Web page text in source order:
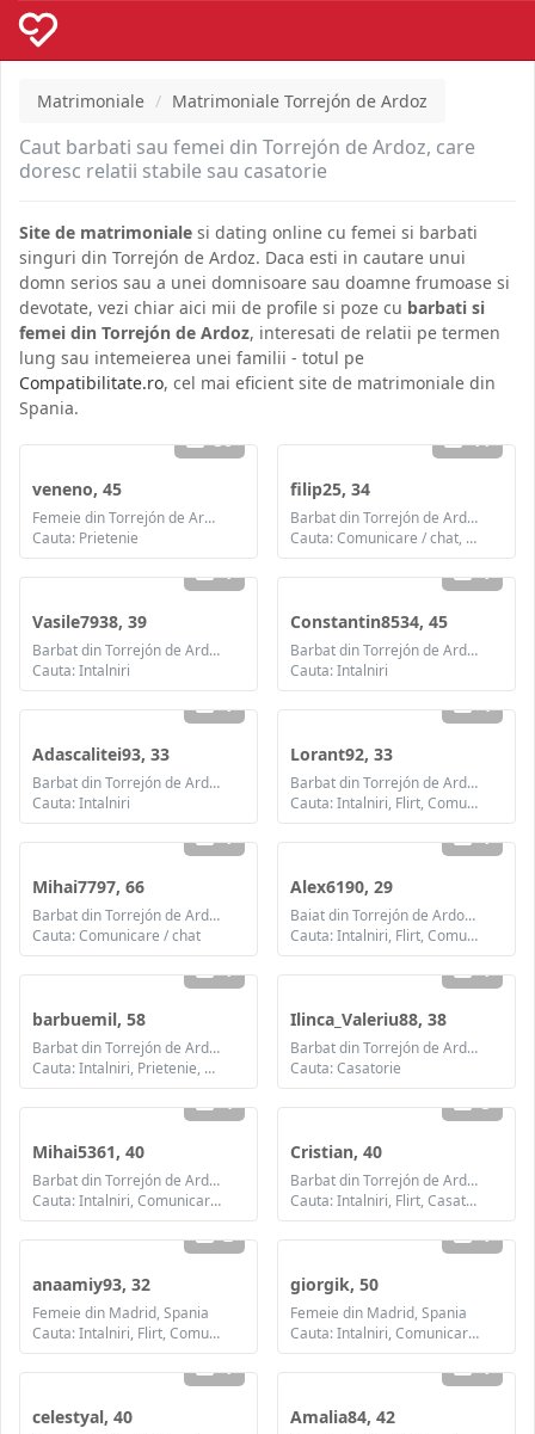
Matrimoniale Matrimoniale Torrejón de Ardoz
Caut barbati sau femei din Torrejón de Ardoz, care
doresc relatii stabile sau casatorie
Site de matrimoniale si dating online cu femei si barbati
singuri din Torrejón de Ardoz. Daca esti in cautare unui
domn serios sau a unei domnisoare sau doamne frumoase si
devotate, vezi chiar aici mii de profile si poze cu barbati si
femei din Torrejón de Ardoz, interesati de relatii pe termen
lung sau intemeierea unei familii - totul pe
Compatibilitate.ro, cel mai eficient site de matrimoniale din
Spania.
30
veneno, 45
Femeie din Torrejón de Ardoz, Spania
Cauta: Prietenie
11
filip25, 34
Barbat din Torrejón de Ardoz, Spania
Cauta: Comunicare / chat, Prietenie
1
Vasile7938, 39
Barbat din Torrejón de Ardoz, Spania
Cauta: Intalniri
1
Constantin8534, 45
Barbat din Torrejón de Ardoz, Spania
Cauta: Intalniri
1
Adascalitei93, 33
Barbat din Torrejón de Ardoz, Spania
Cauta: Intalniri
4
Lorant92, 33
Barbat din Torrejón de Ardoz, Spania
Cauta: Intalniri, Flirt, Comunicare / chat, Prietenie
1
Mihai7797, 66
Barbat din Torrejón de Ardoz, Spania
Cauta: Comunicare / chat
1
Alex6190, 29
Baiat din Torrejón de Ardoz, Spania
Cauta: Intalniri, Flirt, Comunicare / chat
1
barbuemil, 58
Barbat din Torrejón de Ardoz, Spania
Cauta: Intalniri, Prietenie, Casatorie
1
Ilinca_Valeriu88, 38
Barbat din Torrejón de Ardoz, Spania
Cauta: Casatorie
4
Mihai5361, 40
Barbat din Torrejón de Ardoz, Spania
Cauta: Intalniri, Comunicare / chat, Casatorie
3
Cristian, 40
Barbat din Torrejón de Ardoz, Spania
Cauta: Intalniri, Flirt, Casatorie
2
anaamiy93, 32
Femeie din Madrid, Spania
Cauta: Intalniri, Flirt, Comunicare / chat, Prietenie, Casatorie
1
giorgik, 50
Femeie din Madrid, Spania
Cauta: Intalniri, Comunicare / chat, Prietenie, Casatorie
1
celestyal, 40
1
Amalia84, 42